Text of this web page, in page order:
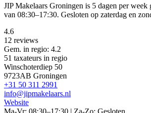
JIP Makelaars Groningen is 5 dagen per week
van 08:30–17:30. Gesloten op zaterdag en
4.6
12 reviews
Gem. in regio: 4.2
51 taxateurs in regio
Winschoterdiep 50
9723AB Groningen
+31 50 311 2991
info@jipmakelaars.nl
Website
Ma-Vr: 08:30–17:30 | Za-Zo: Gesloten